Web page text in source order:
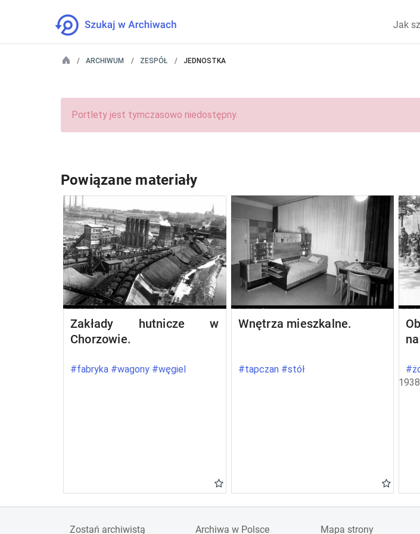
Jak
ARCHIWUM ZESPÓŁ JEDNOSTKA
Portlety jest tymczasowo niedostępny.
Powiązane materiały
Zakłady hutnicze w
Chorzowie.
#fabryka #wagony #węgiel
Wnętrza mieszkalne.
#tapczan #stół
Zostań archiwistą Archiwa w Polsce Mapa strony